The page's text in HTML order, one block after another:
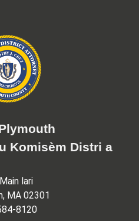
Komisèm Distri a
lari
MA 02301
8120